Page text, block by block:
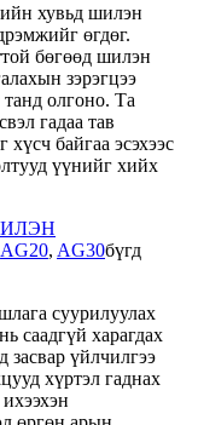
хувьд шилэн
өгдөг.
бөгөөд шилэн
зэрэгцээ
олгоно. Та
гадаа тав
байгаа эсэхээс
үүнийг хийх
AG20, AG30бүгд
суурилуулах
саадгүй харагдах
засвар үйлчилгээ
хүртэл гаднах